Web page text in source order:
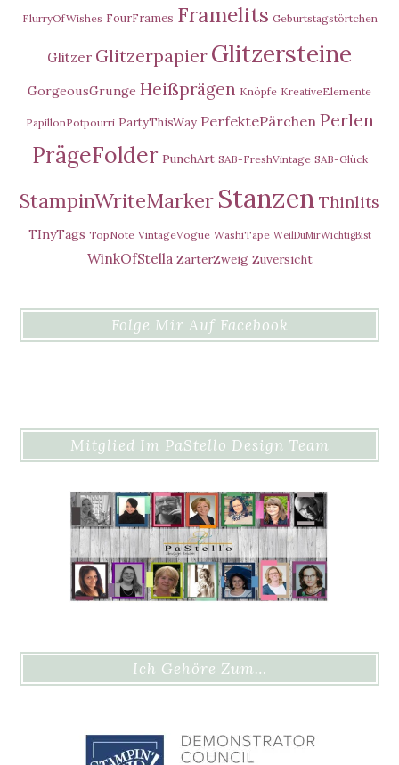
FlurryOfWishes FourFrames Framelits Geburtstagstörtchen
Glitzer Glitzerpapier Glitzersteine
GorgeousGrunge Heißprägen Knöpfe KreativeElemente
PapillonPotpourri PartyThisWay PerfektePärchen Perlen
PrägeFolder PunchArt SAB-FreshVintage SAB-Glück
StampinWriteMarker Stanzen Thinlits
TInyTags TopNote VintageVogue WashiTape WeilDuMirWichtigBist
WinkOfStella ZarterZweig Zuversicht
Folge Mir Auf Facebook
Mitglied Im PaStello Design Team
Ich Gehöre Zum…